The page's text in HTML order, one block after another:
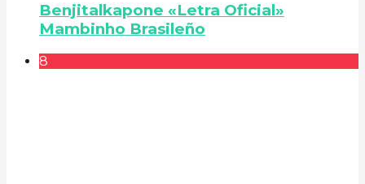
Benjitalkapone «Letra Oficial»
Mambinho Brasileño
8